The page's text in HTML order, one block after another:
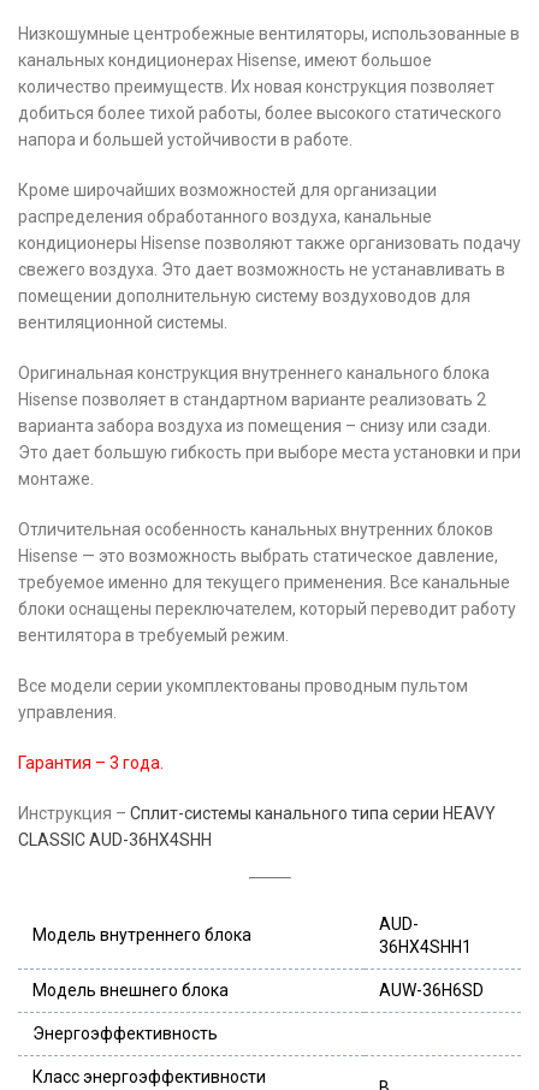
Низкошумные центробежные вентиляторы, использованные в
канальных кондиционерах Hisense, имеют большое
количество преимуществ. Их новая конструкция позволяет
добиться более тихой работы, более высокого статического
напора и большей устойчивости в работе.
Кроме широчайших возможностей для организации
распределения обработанного воздуха, канальные
кондиционеры Hisense позволяют также организовать подачу
свежего воздуха. Это дает возможность не устанавливать в
помещении дополнительную систему воздуховодов для
вентиляционной системы.
Оригинальная конструкция внутреннего канального блока
Hisense позволяет в стандартном варианте реализовать 2
варианта забора воздуха из помещения – снизу или сзади.
Это дает большую гибкость при выборе места установки и при
монтаже.
Отличительная особенность канальных внутренних блоков
Hisense — это возможность выбрать статическое давление,
требуемое именно для текущего применения. Все канальные
блоки оснащены переключателем, который переводит работу
вентилятора в требуемый режим.
Все модели серии укомплектованы проводным пультом
управления.
Гарантия – 3 года.
Инструкция – Сплит-системы канального типа серии HEAVY
CLASSIC AUD-36HX4SHH
Модель внутреннего блока
AUD-
36HX4SHH1
Модель внешнего блока AUW-36H6SD
Энергоэффективность
Класс энергоэффективности